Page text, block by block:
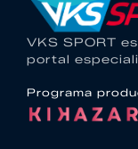
VKS SPORT
portal
Programa